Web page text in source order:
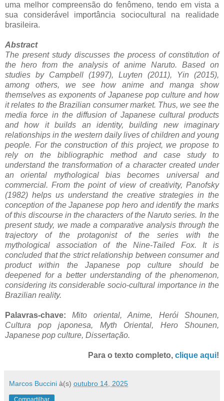
uma melhor compreensão do fenômeno, tendo em vista a
sua considerável importância sociocultural na realidade
brasileira.
Abstract
The present study discusses the process of constitution of
the hero from the analysis of anime Naruto. Based on
studies by Campbell (1997), Luyten (2011), Yin (2015),
among others, we see how anime and manga show
themselves as exponents of Japanese pop culture and how
it relates to the Brazilian consumer market. Thus, we see the
media force in the diffusion of Japanese cultural products
and how it builds an identity, building new imaginary
relationships in the western daily lives of children and young
people. For the construction of this project, we propose to
rely on the bibliographic method and case study to
understand the transformation of a character created under
an oriental mythological bias becomes universal and
commercial. From the point of view of creativity, Panofsky
(1982) helps us understand the creative strategies in the
conception of the Japanese pop hero and identify the marks
of this discourse in the characters of the Naruto series. In the
present study, we made a comparative analysis through the
trajectory of the protagonist of the series with the
mythological association of the Nine-Tailed Fox. It is
concluded that the strict relationship between consumer and
product within the Japanese pop culture should be
deepened for a better understanding of the phenomenon,
considering its considerable socio-cultural importance in the
Brazilian reality.
Palavras-chave:Mito oriental, Anime, Herói Shounen,
Cultura pop japonesa, Myth Oriental, Hero Shounen,
Japanese pop culture, Dissertação.
Para o texto completo, clique aqui!
Marcos Buccini à(s) outubro 14, 2025
Compartilhar